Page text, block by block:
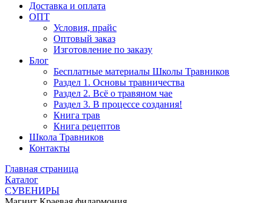
Доставка и оплата
ОПТ
Условия, прайс
Оптовый заказ
Изготовление по заказу
Блог
Бесплатные материалы Школы Травников
Раздел 1. Основы травничества
Раздел 2. Всё о травяном чае
Раздел 3. В процессе создания!
Книга трав
Книга рецептов
Школа Травников
Контакты
Главная страница
Каталог
СУВЕНИРЫ